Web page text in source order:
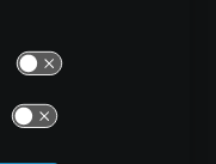
);